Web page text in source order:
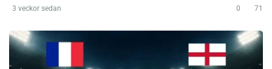
3 veckor sedan 0 71